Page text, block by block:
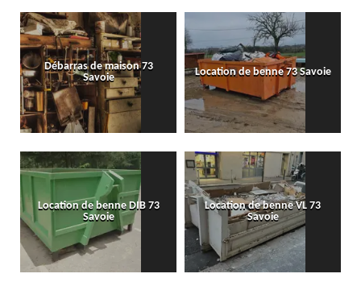
Débarras de maison 73
Savoie
Location de benne 73 Savoie
Location de benne DIB 73
Savoie
Location de benne VL 73
Savoie